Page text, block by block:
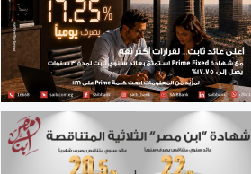
مواهب مصر